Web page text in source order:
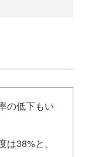
の低下もい
38%と、